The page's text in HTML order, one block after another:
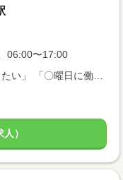
06:00〜17:00
）